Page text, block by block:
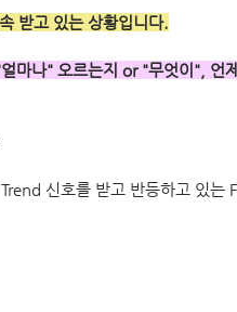
받고 있는 상황입니다.
마나" 오르는지 or "무엇이", 언
신호를 받고 반등하고 있는